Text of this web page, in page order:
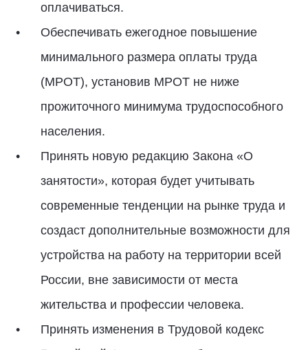
оплачиваться.
Обеспечивать ежегодное повышение
минимального размера оплаты труда
(МРОТ), установив МРОТ не ниже
прожиточного минимума трудоспособного
населения.
Принять новую редакцию Закона «О
занятости», которая будет учитывать
современные тенденции на рынке труда и
создаст дополнительные возможности для
устройства на работу на территории всей
России, вне зависимости от места
жительства и профессии человека.
Принять изменения в Трудовой кодекс